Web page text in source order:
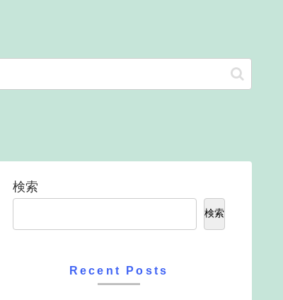
検索
検索
Recent Posts